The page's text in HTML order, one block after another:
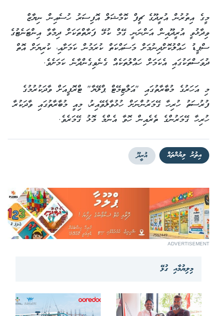
މީގެ އިތުރުން އުރީދޫގެ ޗީފް ކޮމާޝަލް އޮފިސަރު ހުސެއިން ނިޔާޒް
ވިދާޅުވީ އުރީދޫއިން އަންނަނީ ގޭމް ކުޅޭ ފަރާތްތަކަށް ދިމާވާ އިންޓަނެޓުގެ
ސްޕީޑު ހައްލުކޮށްދިނުމަށް މަސައްކަތް ކުރަމުން ކަމަށާއި، ކުރިޔަށް އޮތް
ދުވަސްތަކުގައި އެކަމަށް ހައްލުތަކެއް ގެނެވިގެންދާނެ ކަމަށެވެ.
މި އަހަރުގެ މުބާރާތުގައި "އަލްޓިމޭޓް ޕްލޭޔާ" ޓްރޮފީއަށް ވާދަކުރުމުގެ
ފުރުސަތު ހުރިހާ ގޭމަރުންނަށް ހުޅުވާލެވޭއިރު، މިއީ މުބާރާތުގައި ވާދަކުރާ
ހުރިހާ ގޭމަރުންގެ ތެރެއިން ހޮވާ އެންމެ މޮޅު ގޭމަރެވެ.
އިތުރު ލިޔުންތައް އުރީދޫ
ADVERTISEMENT
މިލިޔުމާއި ގުޅޭ